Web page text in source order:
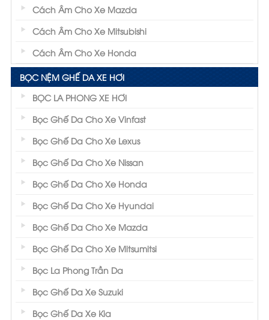
Cách Âm Cho Xe Mazda
Cách Âm Cho Xe Mitsubishi
Cách Âm Cho Xe Honda
BỌC NỆM GHẾ DA XE HƠI
BỌC LA PHONG XE HƠI
Bọc Ghế Da Cho Xe Vinfast
Bọc Ghế Da Cho Xe Lexus
Bọc Ghế Da Cho Xe Nissan
Bọc Ghế Da Cho Xe Honda
Bọc Ghế Da Cho Xe Hyundai
Bọc Ghế Da Cho Xe Mazda
Bọc Ghế Da Cho Xe Mitsumitsi
Bọc La Phong Trần Da
Bọc Ghế Da Xe Suzuki
Bọc Ghế Da Xe Kia